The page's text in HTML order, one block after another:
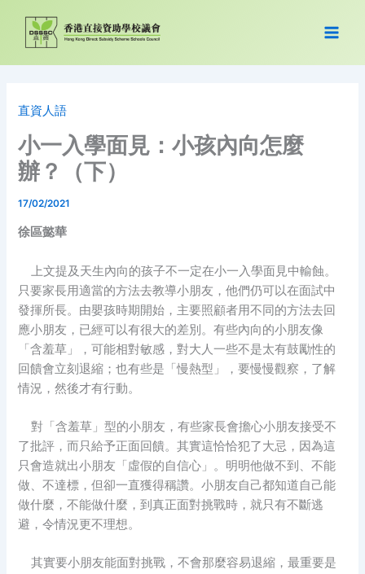
要
直資人語
小一入學面見：小孩內向怎麼
辦？（下）
17/02/2021
徐區懿華
上文提及天生內向的孩子不一定在小一入學面見中輸蝕。
只要家長用適當的方法去教導小朋友，他們仍可以在面試中
發揮所長。由嬰孩時期開始，主要照顧者用不同的方法去回
應小朋友，已經可以有很大的差別。有些內向的小朋友像
「含羞草」，可能相對敏感，對大人一些不是太有鼓勵性的
回饋會立刻退縮；也有些是「慢熱型」，要慢慢觀察，了解
情況，然後才有行動。
對「含羞草」型的小朋友，有些家長會擔心小朋友接受不
了批評，而只給予正面回饋。其實這恰恰犯了大忌，因為這
只會造就出小朋友「虛假的自信心」。明明他做不到、不能
做、不達標，但卻一直獲得稱讚。小朋友自己都知道自己能
做什麼，不能做什麼，到真正面對挑戰時，就只有不斷逃
避，令情況更不理想。
其實要小朋友能面對挑戰，不會那麼容易退縮，最重要是